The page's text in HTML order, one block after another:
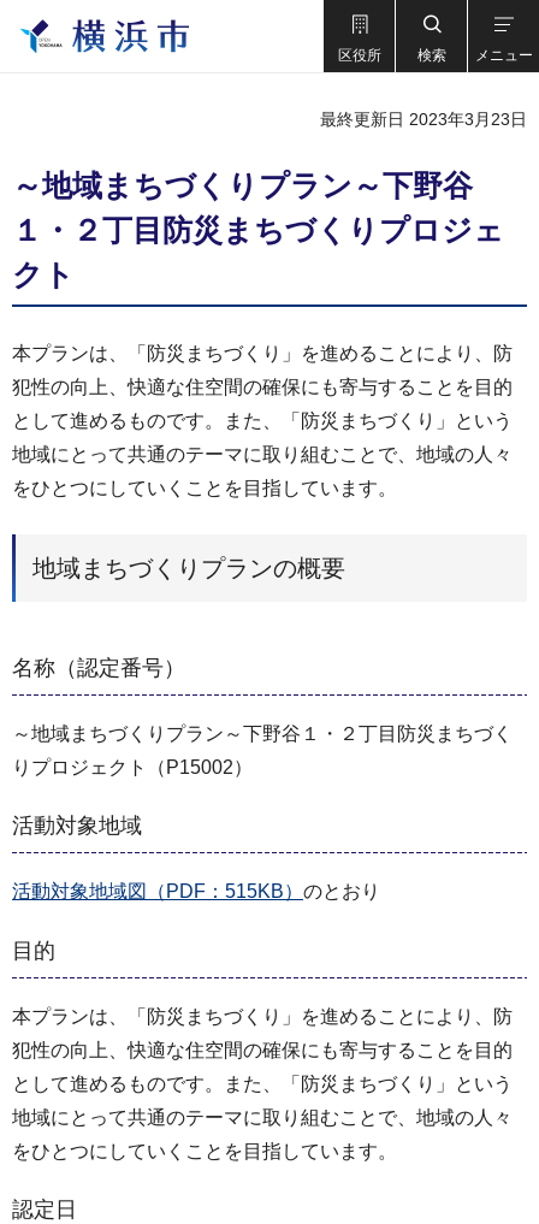
区役所 検索 メニュー
最終更新日 2023年3月23日
～地域まちづくりプラン～下野谷
１・２丁目防災まちづくりプロジェ
クト
本プランは、「防災まちづくり」を進めることにより、防
犯性の向上、快適な住空間の確保にも寄与することを目的
として進めるものです。また、「防災まちづくり」という
地域にとって共通のテーマに取り組むことで、地域の人々
をひとつにしていくことを目指しています。
地域まちづくりプランの概要
名称（認定番号）
～地域まちづくりプラン～下野谷１・２丁目防災まちづく
りプロジェクト（P15002）
活動対象地域
活動対象地域図（PDF：515KB） のとおり
目的
本プランは、「防災まちづくり」を進めることにより、防
犯性の向上、快適な住空間の確保にも寄与することを目的
として進めるものです。また、「防災まちづくり」という
地域にとって共通のテーマに取り組むことで、地域の人々
をひとつにしていくことを目指しています。
認定日